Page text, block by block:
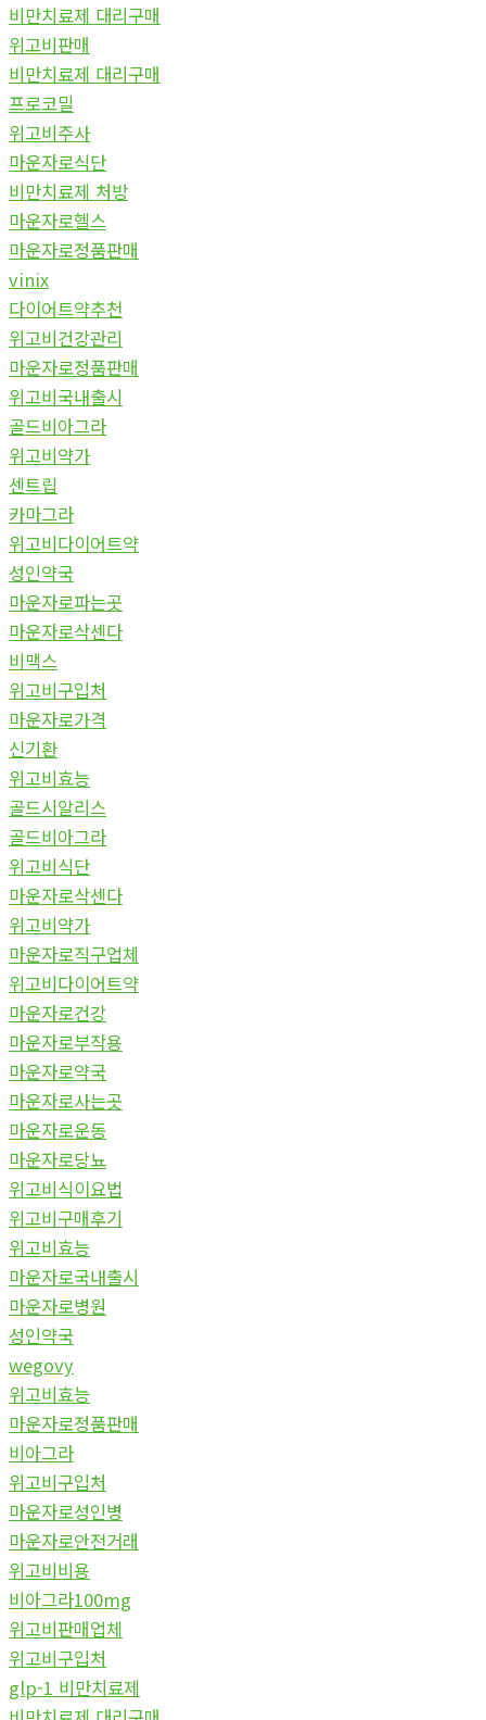
비만치료제 대리구매
위고비판매
비만치료제 대리구매
프로코밀
위고비주사
마운자로식단
비만치료제 처방
마운자로헬스
마운자로정품판매
vinix
다이어트약추천
위고비건강관리
마운자로정품판매
위고비국내출시
골드비아그라
위고비약가
센트립
카마그라
위고비다이어트약
성인약국
마운자로파는곳
마운자로삭센다
비맥스
위고비구입처
마운자로가격
신기환
위고비효능
골드시알리스
골드비아그라
위고비식단
마운자로삭센다
위고비약가
마운자로직구업체
위고비다이어트약
마운자로건강
마운자로부작용
마운자로약국
마운자로사는곳
마운자로운동
마운자로당뇨
위고비식이요법
위고비구매후기
위고비효능
마운자로국내출시
마운자로병원
성인약국
wegovy
위고비효능
마운자로정품판매
비아그라
위고비구입처
마운자로성인병
마운자로안전거래
위고비비용
비아그라100mg
위고비판매업체
위고비구입처
glp-1 비만치료제